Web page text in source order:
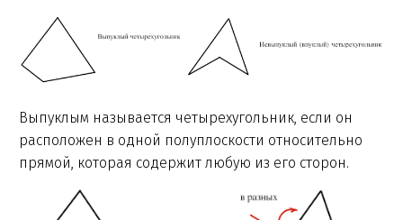
Выпуклым называется четырехугольник, если он
расположен в одной полуплоскости относительно
прямой, которая содержит любую из его сторон.